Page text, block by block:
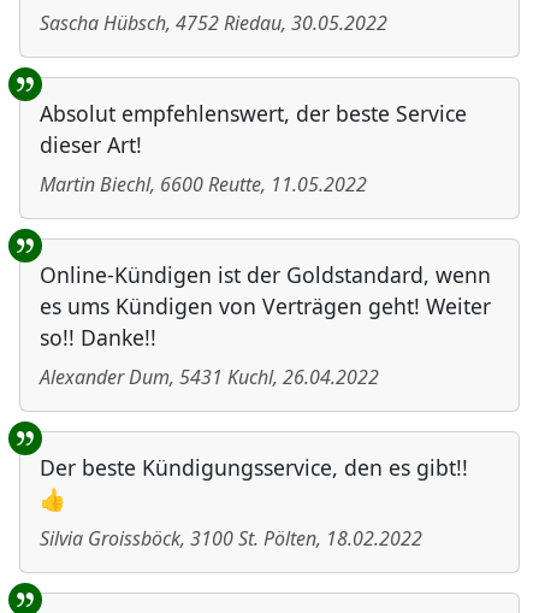
Sascha Hübsch, 4752Riedau, 30.05.2022
Absolut empfehlenswert, der beste Service
dieser Art!
Martin Biechl, 6600Reutte, 11.05.2022
Online-Kündigen ist der Goldstandard, wenn
es ums Kündigen von Verträgen geht! Weiter
so!! Danke!!
Alexander Dum, 5431 Kuchl, 26.04.2022
Der beste Kündigungsservice, den es gibt!!
👍
Silvia Groissböck, 3100St. Pölten, 18.02.2022